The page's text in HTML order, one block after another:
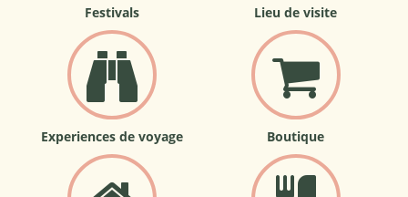
Festivals Lieu de visite
Experiences de voyage Boutique